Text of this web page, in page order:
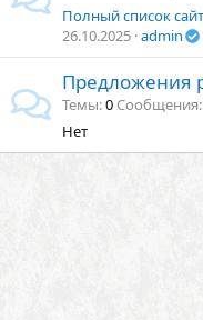
26.10.2025 admin
Предложения
Темы 0 Сообщения
Нет